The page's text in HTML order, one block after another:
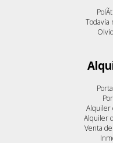
Todavía
Alquiler
Alquiler
Venta